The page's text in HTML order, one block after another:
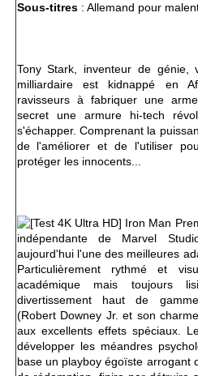
Sous-titres: Allemand pour
Tony Stark, inventeur de génie,
milliardaire est kidnappé en
ravisseurs à fabriquer une
secret une armure hi-tech
s'échapper. Comprenant la
de l'améliorer et de l'utiliser
protéger les innocents...
indépendante de Marvel
aujourd'hui l'une des meilleures
Particulièrement rythmé et
académique mais toujours
divertissement haut de
(Robert Downey Jr. et son
aux excellents effets spéciaux.
développer les méandres
base un playboy égoïste arrogant